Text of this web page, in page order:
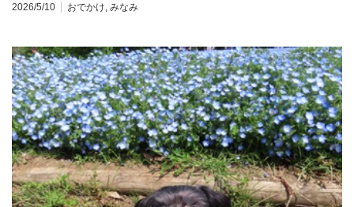
2026/5/10
おでかけ みなみ